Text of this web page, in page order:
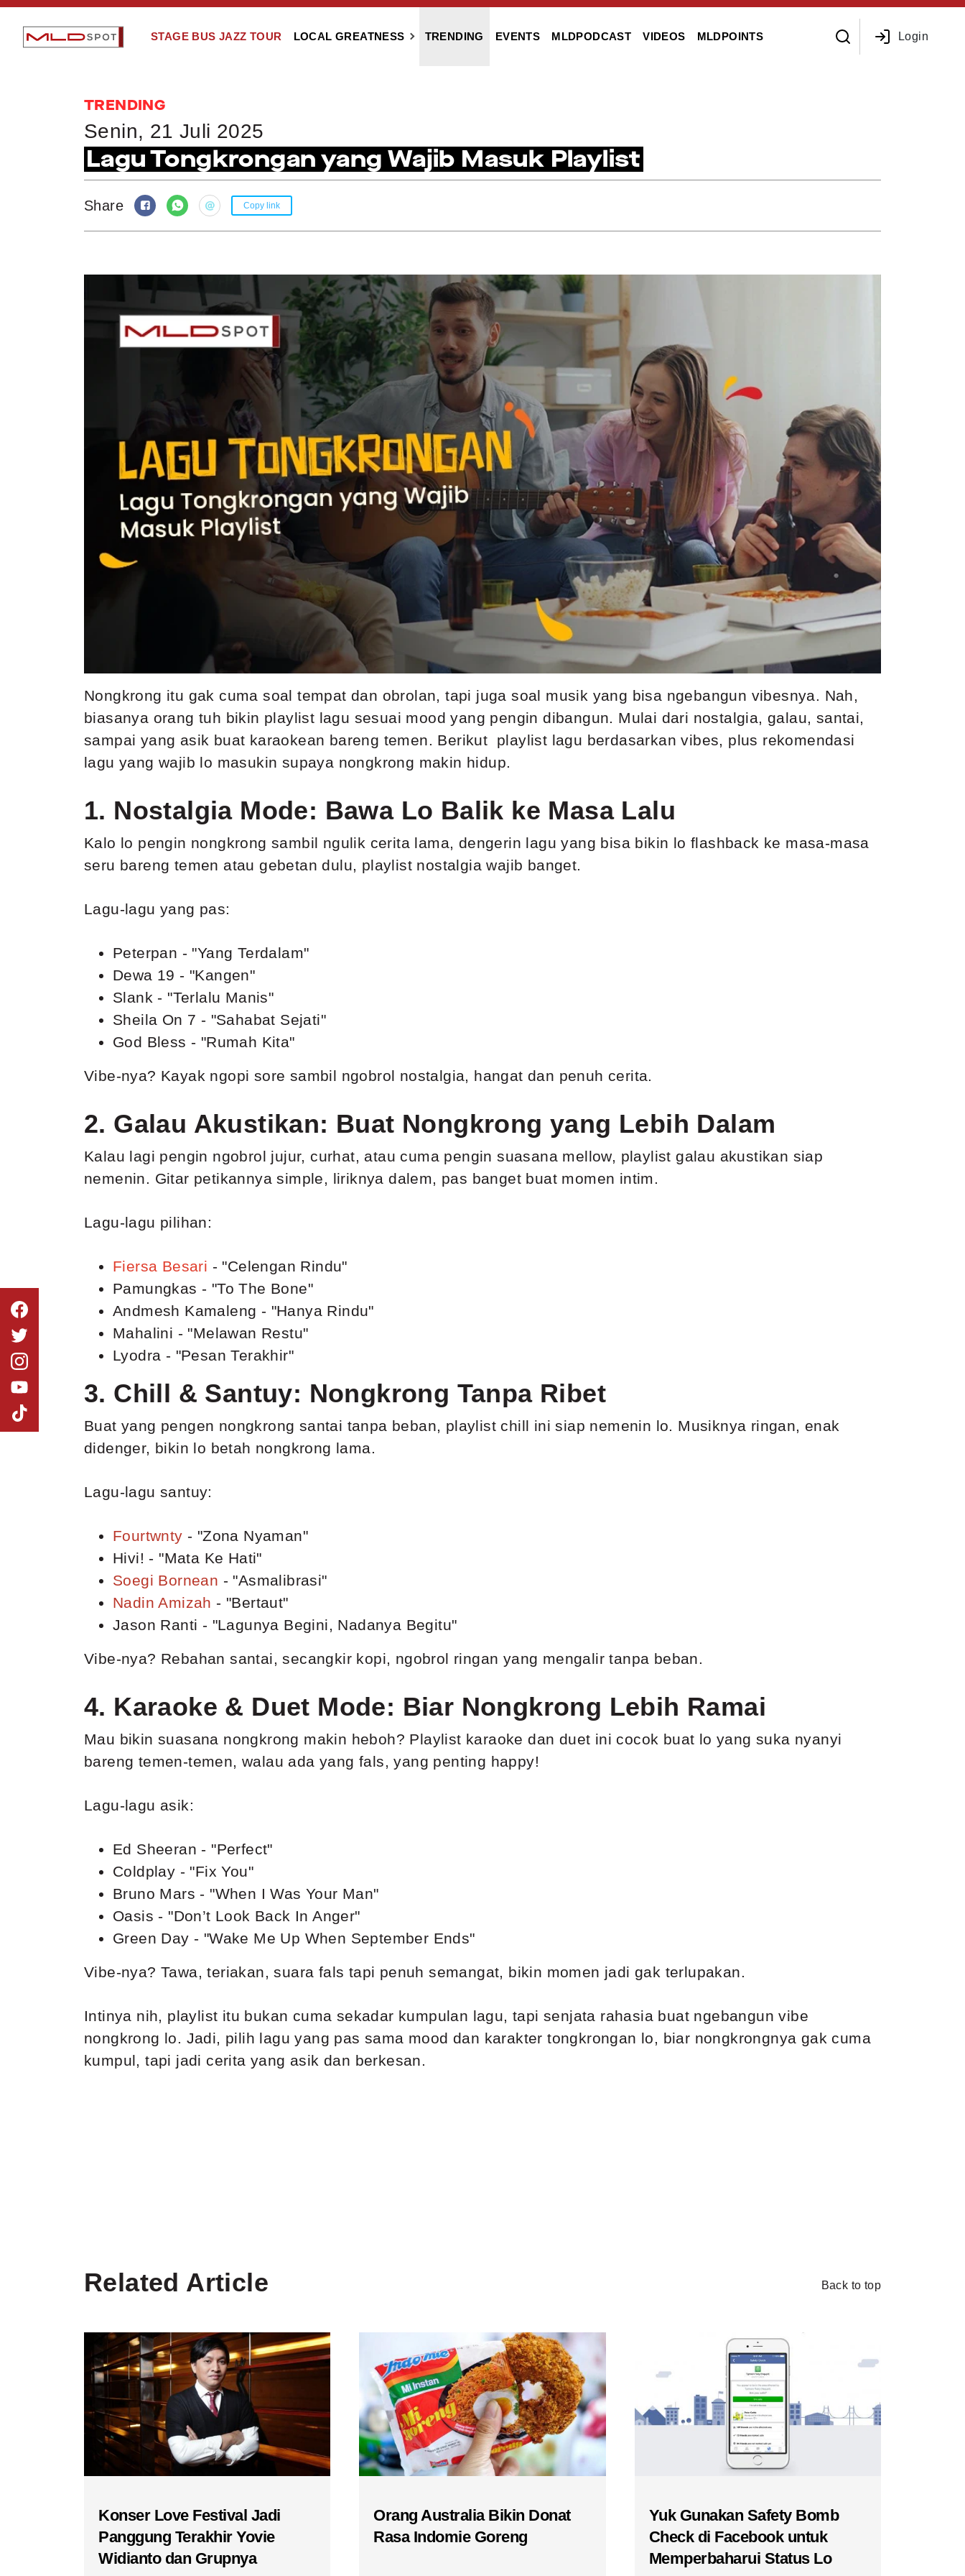
STAGE BUS JAZZ TOUR LOCAL GREATNESS TRENDING EVENTS MLDPODCAST VIDEOS MLDPOINTS Login
TRENDING
Senin, 21 Juli 2025
Lagu Tongkrongan yang Wajib Masuk Playlist
Share Copy link
Nongkrong itu gak cuma soal tempat dan obrolan, tapi juga soal musik yang bisa ngebangun vibesnya. Nah,
biasanya orang tuh bikin playlist lagu sesuai mood yang pengin dibangun. Mulai dari nostalgia, galau, santai,
sampai yang asik buat karaokean bareng temen. Berikut playlist lagu berdasarkan vibes, plus rekomendasi
lagu yang wajib lo masukin supaya nongkrong makin hidup.
1. Nostalgia Mode: Bawa Lo Balik ke Masa Lalu
Kalo lo pengin nongkrong sambil ngulik cerita lama, dengerin lagu yang bisa bikin lo flashback ke masa-masa
seru bareng temen atau gebetan dulu, playlist nostalgia wajib banget.
Lagu-lagu yang pas:
Peterpan - "Yang Terdalam"
Dewa 19 - "Kangen"
Slank - "Terlalu Manis"
Sheila On 7 - "Sahabat Sejati"
God Bless - "Rumah Kita"
Vibe-nya? Kayak ngopi sore sambil ngobrol nostalgia, hangat dan penuh cerita.
2. Galau Akustikan: Buat Nongkrong yang Lebih Dalam
Kalau lagi pengin ngobrol jujur, curhat, atau cuma pengin suasana mellow, playlist galau akustikan siap
nemenin. Gitar petikannya simple, liriknya dalem, pas banget buat momen intim.
Lagu-lagu pilihan:
Fiersa Besari - "Celengan Rindu"
Pamungkas - "To The Bone"
Andmesh Kamaleng - "Hanya Rindu"
Mahalini - "Melawan Restu"
Lyodra - "Pesan Terakhir"
3. Chill & Santuy: Nongkrong Tanpa Ribet
Buat yang pengen nongkrong santai tanpa beban, playlist chill ini siap nemenin lo. Musiknya ringan, enak
didenger, bikin lo betah nongkrong lama.
Lagu-lagu santuy:
Fourtwnty - "Zona Nyaman"
Hivi! - "Mata Ke Hati"
Soegi Bornean - "Asmalibrasi"
Nadin Amizah - "Bertaut"
Jason Ranti - "Lagunya Begini, Nadanya Begitu"
Vibe-nya? Rebahan santai, secangkir kopi, ngobrol ringan yang mengalir tanpa beban.
4. Karaoke & Duet Mode: Biar Nongkrong Lebih Ramai
Mau bikin suasana nongkrong makin heboh? Playlist karaoke dan duet ini cocok buat lo yang suka nyanyi
bareng temen-temen, walau ada yang fals, yang penting happy!
Lagu-lagu asik:
Ed Sheeran - "Perfect"
Coldplay - "Fix You"
Bruno Mars - "When I Was Your Man"
Oasis - "Don’t Look Back In Anger"
Green Day - "Wake Me Up When September Ends"
Vibe-nya? Tawa, teriakan, suara fals tapi penuh semangat, bikin momen jadi gak terlupakan.
Intinya nih, playlist itu bukan cuma sekadar kumpulan lagu, tapi senjata rahasia buat ngebangun vibe
nongkrong lo. Jadi, pilih lagu yang pas sama mood dan karakter tongkrongan lo, biar nongkrongnya gak cuma
kumpul, tapi jadi cerita yang asik dan berkesan.
Related Article Back to top
Konser Love Festival Jadi
Panggung Terakhir Yovie
Widianto dan Grupnya
Orang Australia Bikin Donat
Rasa Indomie Goreng
Yuk Gunakan Safety Bomb
Check di Facebook untuk
Memperbaharui Status Lo